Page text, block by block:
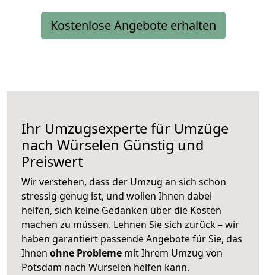
Kostenlose Angebote erhalten
Ihr Umzugsexperte für Umzüge
nach Würselen Günstig und
Preiswert
Wir verstehen, dass der Umzug an sich schon
stressig genug ist, und wollen Ihnen dabei
helfen, sich keine Gedanken über die Kosten
machen zu müssen. Lehnen Sie sich zurück – wir
haben garantiert passende Angebote für Sie, das
Ihnen ohne Probleme mit Ihrem Umzug von
Potsdam nach Würselen helfen kann.